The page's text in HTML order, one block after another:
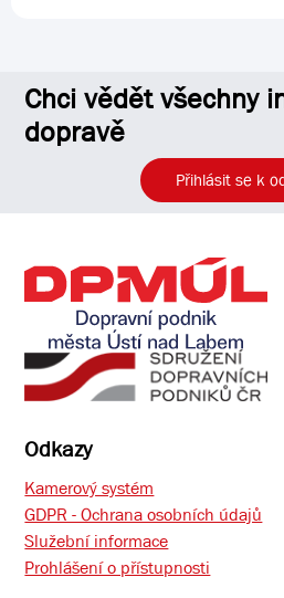
Chci vědět všechny
dopravě
Přihlásit se k
Odkazy
Kamerový systém
GDPR - Ochrana osobních údajů
Služební informace
Prohlášení o přístupnosti